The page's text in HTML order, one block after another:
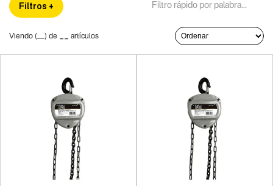
Filtros +
Viendo ( ) de artículos